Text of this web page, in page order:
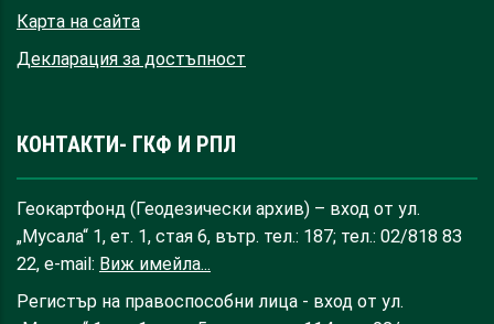
Карта на сайта
Декларация за достъпност
КОНТАКТИ- ГКФ И РПЛ
Геокартфонд (Геодезически архив) – вход от ул.
„Мусала“ 1, ет. 1, стая 6, вътр. тел.: 187; тел.: 02/818 83
22, e-mail: Виж имейла...
Регистър на правоспособни лица - вход от ул.